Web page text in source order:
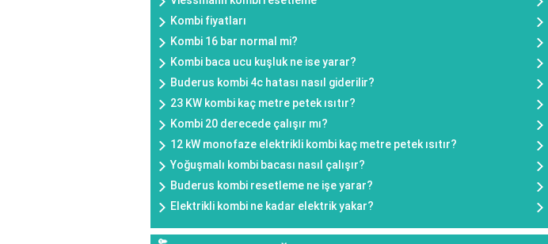
Kombi fiyatları
Kombi 16 bar normal mi?
Kombi baca ucu kuşluk ne ise yarar?
Buderus kombi 4c hatası nasıl giderilir?
23 KW kombi kaç metre petek ısıtır?
Kombi 20 derecede çalışır mı?
12 kW monofaze elektrikli kombi kaç metre petek ısıtır?
Yoğuşmalı kombi bacası nasıl çalışır?
Buderus kombi resetleme ne işe yarar?
Elektrikli kombi ne kadar elektrik yakar?